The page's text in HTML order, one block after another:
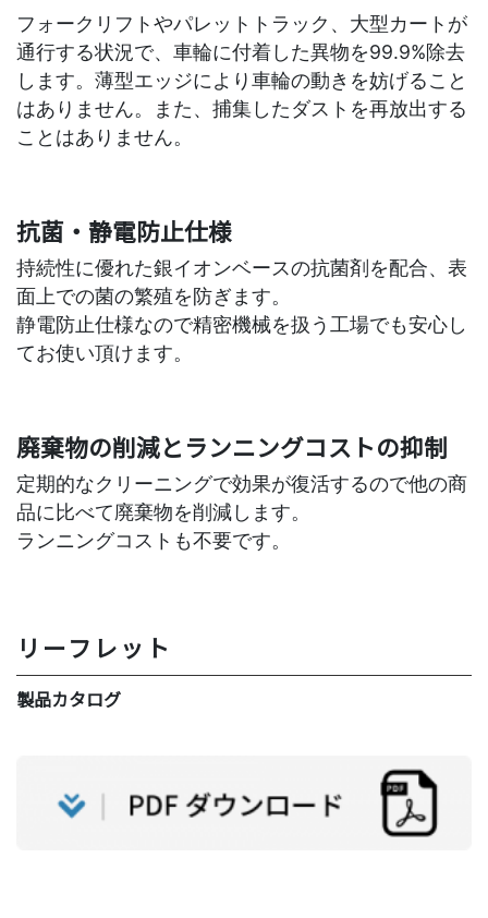
フォークリフトやパレットトラック、大型カートが
通行する状況で、車輪に付着した異物を99.9%除去
します。薄型エッジにより車輪の動きを妨げること
はありません。また、捕集したダストを再放出する
ことはありません。
抗菌・静電防止仕様
持続性に優れた銀イオンベースの抗菌剤を配合、表
面上での菌の繁殖を防ぎます。
静電防止仕様なので精密機械を扱う工場でも安心し
てお使い頂けます。
廃棄物の削減とランニングコストの抑制
定期的なクリーニングで効果が復活するので他の商
品に比べて廃棄物を削減します。
ランニングコストも不要です。
リーフレット
製品カタログ